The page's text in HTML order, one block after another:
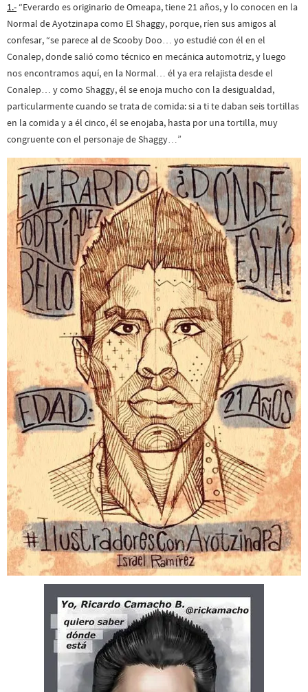
1.- “Everardo es originario de Omeapa, tiene 21 años, y lo conocen en la
Normal de Ayotzinapa como El Shaggy, porque, ríen sus amigos al
confesar, “se parece al de Scooby Doo… yo estudié con él en el
Conalep, donde salió como técnico en mecánica automotriz, y luego
nos encontramos aquí, en la Normal… él ya era relajista desde el
Conalep… y como Shaggy, él se enoja mucho con la desigualdad,
particularmente cuando se trata de comida: si a ti te daban seis tortillas
en la comida y a él cinco, él se enojaba, hasta por una tortilla, muy
congruente con el personaje de Shaggy…”